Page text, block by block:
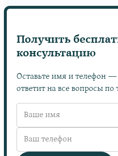
Получить
консультацию
Оставьте имя и телефон —
ответит на все вопросы по